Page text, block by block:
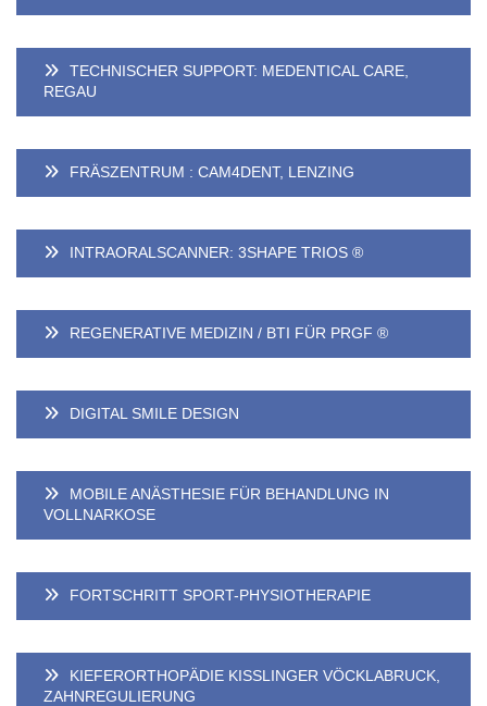
TECHNISCHER SUPPORT: MEDENTICAL CARE,
REGAU
FRÄSZENTRUM : CAM4DENT, LENZING
INTRAORALSCANNER: 3SHAPE TRIOS ®
REGENERATIVE MEDIZIN / BTI FÜR PRGF ®
DIGITAL SMILE DESIGN
MOBILE ANÄSTHESIE FÜR BEHANDLUNG IN
VOLLNARKOSE
FORTSCHRITT SPORT-PHYSIOTHERAPIE
KIEFERORTHOPÄDIE KISSLINGER VÖCKLABRUCK, Z
AHNREGULIERUNG